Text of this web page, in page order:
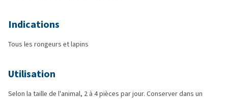
Indications
Tous les rongeurs et lapins
Utilisation
Selon la taille de l'animal, 2 à 4 pièces par jour. Conserver dans un